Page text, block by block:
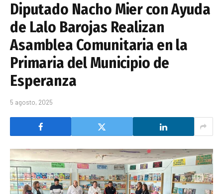
Diputado Nacho Mier con Ayuda
de Lalo Barojas Realizan
Asamblea Comunitaria en la
Primaria del Municipio de
Esperanza
5 agosto, 2025